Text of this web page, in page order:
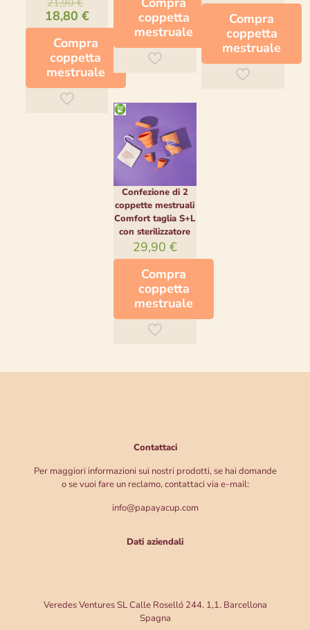
prezzo
originale
era:
21,90 €.
18,80 €Il
prezzo
attuale
è:
18,80 €.
Compra
coppetta
mestruale
Questo
prodotto
coppetta
mestruale
originale
era:
39,80 €.
prezzo
attuale
è:
33,51
Compra
coppetta
mestruale
Confezione di 2
coppette mestruali
Comfort taglia S+L
con sterilizzatore
29,90 €
Compra
coppetta
mestruale
Contattaci
Per maggiori informazioni sui nostri prodotti, se hai domande
o se vuoi fare un reclamo, contattaci via e-mail:
info@papayacup.com
Dati aziendali
Veredes Ventures SL Calle Roselló 244. 1,1. Barcellona
Spagna